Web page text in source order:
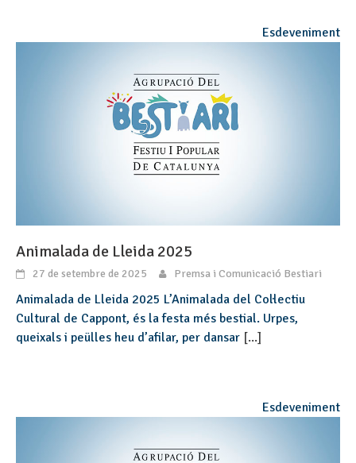
Esdeveniment
Animalada de Lleida 2025
27 de setembre de 2025 Premsa i Comunicació Bestiari
Animalada de Lleida 2025 L’Animalada del Col·lectiu
Cultural de Cappont, és la festa més bestial. Urpes,
queixals i peülles heu d’afilar, per dansar [...]
Esdeveniment